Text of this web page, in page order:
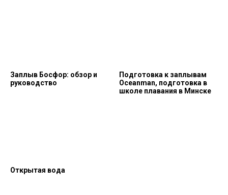
Заплыв Босфор: обзор и
руководство
Подготовка к заплывам
Oceanman, подготовка в
школе плавания в Минске
Открытая вода